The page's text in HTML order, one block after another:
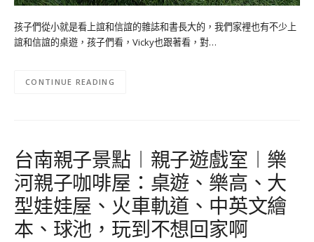
孩子們從小就是看上誼和信誼的雜誌和書長大的，我們家裡也有不少上
誼和信誼的桌遊，孩子們看，Vicky也跟著看，對…
CONTINUE READING
台南親子景點︱親子遊戲室︱樂
河親子咖啡屋：桌遊、樂高、大
型娃娃屋、火車軌道、中英文繪
本、球池，玩到不想回家啊